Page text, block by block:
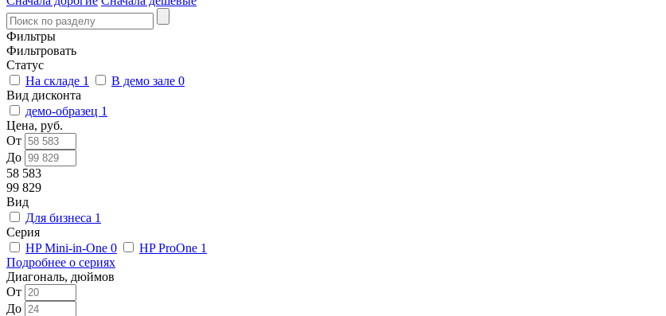
Фильтры
Фильтровать
Статус
На складе 1 В демо зале 0
Вид дисконта
демо-образец 1
Цена, руб.
От
До
58 583
99 829
Вид
Для бизнеса 1
Серия
HP Mini-in-One 0 HP ProOne 1
Подробнее о сериях
Диагональ, дюймов
От
До